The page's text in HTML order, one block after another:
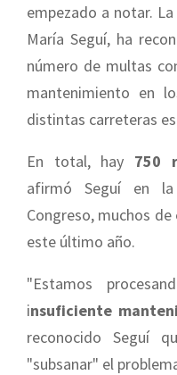
empezado a notar.
María Seguí, ha
número de multas
mantenimiento en
distintas carreteras
En total, hay 750
afirmó Seguí en
Congreso, muchos
este último año.
"Estamos
insuficiente
reconocido Seguí
"subsanar" el